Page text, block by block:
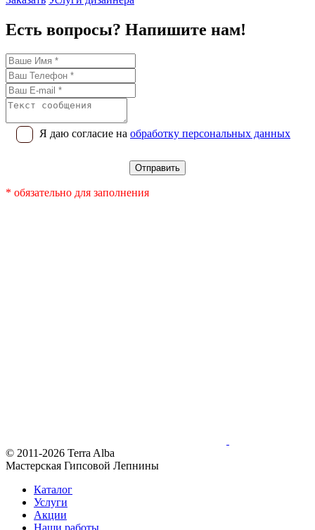
Есть вопросы? Напишите нам!
Я даю согласие на обработку персональных данных
* обязательно для заполнения
© 2011-2026 Terra Alba
Мастерская Гипсовой Лепнины
Каталог
Услуги
Акции
Наши работы